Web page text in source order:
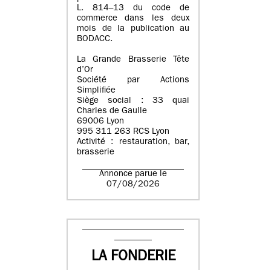
L. 814–13 du code de
commerce dans les deux
mois de la publication au
BODACC.
La Grande Brasserie Tête
d’Or
Société par Actions
Simplifiée
Siège social : 33 quai
Charles de Gaulle
69006 Lyon
995 311 263 RCS Lyon
Activité : restauration, bar,
brasserie
Annonce parue le
07/08/2026
LA FONDERIE